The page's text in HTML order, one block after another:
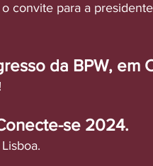
convite para a
da BPW, em
se 2024.